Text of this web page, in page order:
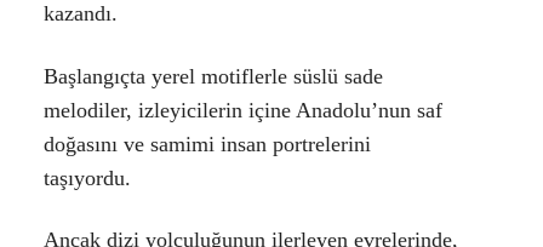
kazandı.
Başlangıçta yerel motiflerle süslü sade
melodiler, izleyicilerin içine Anadolu’nun saf
doğasını ve samimi insan portrelerini
taşıyordu.
Ancak dizi yolculuğunun ilerleyen evrelerinde,